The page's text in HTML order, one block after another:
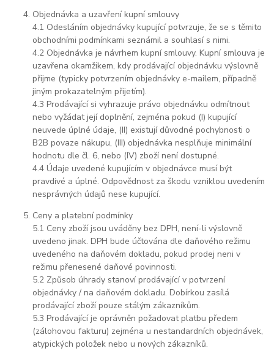
Objednávka a uzavření kupní smlouvy
4.1 Odesláním objednávky kupující potvrzuje, že se s těmito
obchodními podmínkami seznámil a souhlasí s nimi.
4.2 Objednávka je návrhem kupní smlouvy. Kupní smlouva je
uzavřena okamžikem, kdy prodávající objednávku výslovně
přijme (typicky potvrzením objednávky e-mailem, případně
jiným prokazatelným přijetím).
4.3 Prodávající si vyhrazuje právo objednávku odmítnout
nebo vyžádat její doplnění, zejména pokud (I) kupující
neuvede úplné údaje, (II) existují důvodné pochybnosti o
B2B povaze nákupu, (III) objednávka nesplňuje minimální
hodnotu dle čl. 6, nebo (IV) zboží není dostupné.
4.4 Údaje uvedené kupujícím v objednávce musí být
pravdivé a úplné. Odpovědnost za škodu vzniklou uvedením
nesprávných údajů nese kupující.
Ceny a platební podmínky
5.1 Ceny zboží jsou uváděny bez DPH, není-li výslovně
uvedeno jinak. DPH bude účtována dle daňového režimu
uvedeného na daňovém dokladu, pokud prodej neni v
režimu přenesené daňové povinnosti.
5.2 Způsob úhrady stanoví prodávající v potvrzení
objednávky / na daňovém dokladu. Dobírkou zasílá
prodávající zboží pouze stálým zákazníkům.
5.3 Prodávající je oprávněn požadovat platbu předem
(zálohovou fakturu) zejména u nestandardních objednávek,
atypických položek nebo u nových zákazníků.